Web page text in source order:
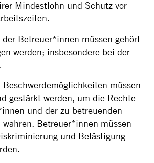
Mindestlohn und Schutz vor
Betreuer*innen müssen gehört
werden; insbesondere bei der
müssen
gestärkt werden, um die Rechte
und der zu betreuenden
wahren. Betreuer*innen müssen
und Belästigung